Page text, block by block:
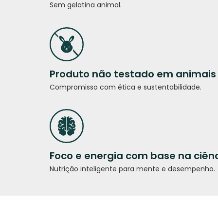
Sem gelatina animal.
Produto não testado em animais
Compromisso com ética e sustentabilidade.
Foco e energia com base na
Nutrição inteligente para mente e desempenho.